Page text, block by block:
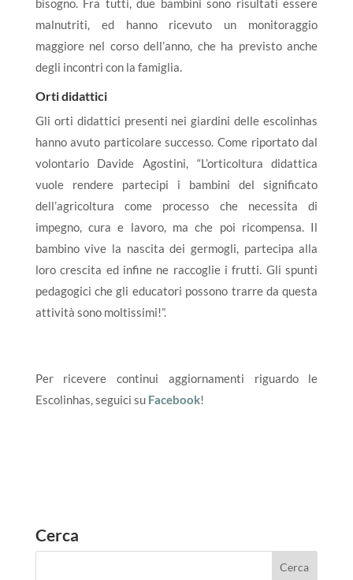
bisogno. Fra tutti, due bambini sono risultati essere
malnutriti, ed hanno ricevuto un monitoraggio
maggiore nel corso dell’anno, che ha previsto anche
degli incontri con la famiglia.
Orti didattici
Gli orti didattici presenti nei giardini delle escolinhas
hanno avuto particolare successo. Come riportato dal
volontario Davide Agostini, “L’orticoltura didattica
vuole rendere partecipi i bambini del significato
dell’agricoltura come processo che necessita di
impegno, cura e lavoro, ma che poi ricompensa. Il
bambino vive la nascita dei germogli, partecipa alla
loro crescita ed infine ne raccoglie i frutti. Gli spunti
pedagogici che gli educatori possono trarre da questa
attività sono moltissimi!”.
Per ricevere continui aggiornamenti riguardo le
Escolinhas, seguici su Facebook!
Cerca